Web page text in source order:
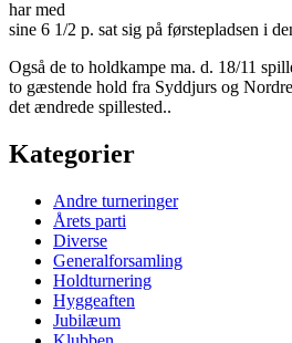
har med
sine 6 1/2 p. sat sig på førstepladsen i
Også de to holdkampe ma. d. 18/11
to gæstende hold fra Syddjurs og
det ændrede spillested..
Kategorier
Andre turneringer
Årets parti
Diverse
Generalforsamling
Holdturnering
Hyggeaften
Jubilæum